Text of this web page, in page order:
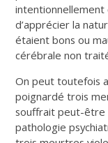
intentionnellement
d’apprécier la
étaient bons ou
cérébrale non
On peut toutefois
poignardé trois
souffrait peut-être
pathologie